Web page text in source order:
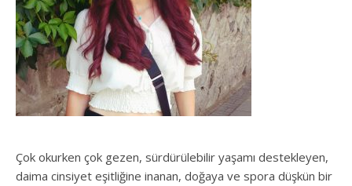
Çok okurken çok gezen, sürdürülebilir yaşamı destekleyen,
daima cinsiyet eşitliğine inanan, doğaya ve spora düşkün bir